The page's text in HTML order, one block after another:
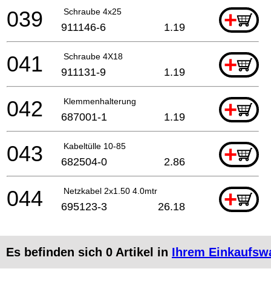
Schraube 4x25 +
039 911146-6 1.19
Schraube 4X18 +
041 911131-9 1.19
Klemmenhalterung +
042 687001-1 1.19
Kabeltülle 10-85 +
043 682504-0 2.86
Netzkabel 2x1.50 4.0mtr +
044 695123-3 26.18
Es befinden sich 0 Artikel in Ihrem